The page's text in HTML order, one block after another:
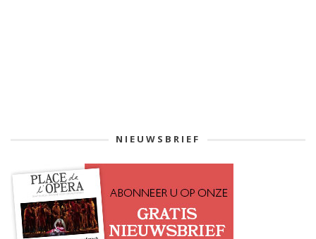
NIEUWSBRIEF